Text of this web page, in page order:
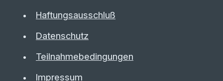
Haftungsausschluß
Datenschutz
Teilnahmebedingungen
Impressum